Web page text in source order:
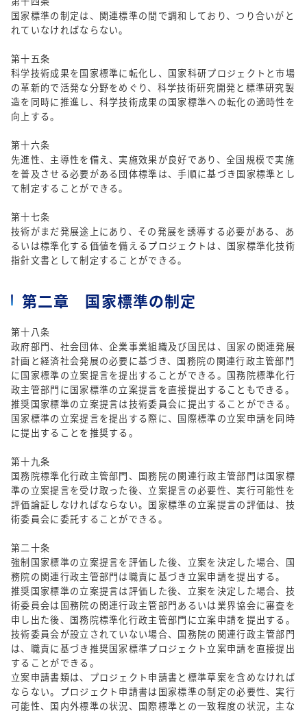
国家標準の制定は、関連標準の間で調和しており、つり合いがと
れていなければならない。
第十五条
科学技術成果を国家標準に転化し、国家科研プロジェクトと市場
の革新的で活発な分野をめぐり、科学技術研究開発と標準研究製
造を同時に推進し、科学技術成果の国家標準への転化の適時性を
向上する。
第十六条
先進性、主導性を備え、実施效果が良好であり、全国規模で実施
を普及させる必要がある団体標準は、手順に基づき国家標準とし
て制定することができる。
第十七条
技術がまだ発展途上にあり、その発展を誘導する必要がある、あ
るいは標準化する価値を備えるプロジェクトは、国家標準化技術
指針文書として制定することができる。
第二章 国家標準の制定
第十八条
政府部門、社会団体、企業事業組織及び国民は、国家の関連発展
計画と経済社会発展の必要に基づき、国務院の関連行政主管部門
に国家標準の立案提言を提出することができる。国務院標準化行
政主管部門に国家標準の立案提言を直接提出することもできる。
推奨国家標準の立案提言は技術委員会に提出することができる。
国家標準の立案提言を提出する際に、国際標準の立案申請を同時
に提出することを推奨する。
第十九条
国務院標準化行政主管部門、国務院の関連行政主管部門は国家標
準の立案提言を受け取った後、立案提言の必要性、実行可能性を
評価論証しなければならない。国家標準の立案提言の評価は、技
術委員会に委託することができる。
第二十条
強制国家標準の立案提言を評価した後、立案を決定した場合、国
務院の関連行政主管部門は職責に基づき立案申請を提出する。
推奨国家標準の立案提言は評価した後、立案を決定した場合、技
術委員会は国務院の関連行政主管部門あるいは業界協会に審査を
申し出た後、国務院標準化行政主管部門に立案申請を提出する。
技術委員会が設立されていない場合、国務院の関連行政主管部門
は、職責に基づき推奨国家標準プロジェクト立案申請を直接提出
することができる。
立案申請書類は、プロジェクト申請書と標準草案を含めなければ
ならない。プロジェクト申請書は国家標準の制定の必要性、実行
可能性、国内外標準の状況、国際標準との一致程度の状況，主な